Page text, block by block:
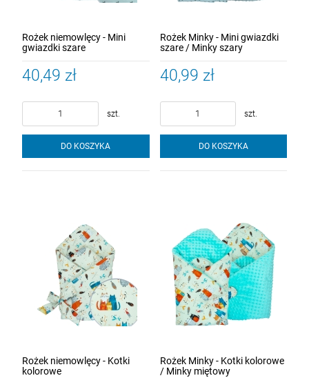
Rożek niemowlęcy - Mini
gwiazdki szare
40,49 zł
szt.
DO KOSZYKA
Rożek Minky - Mini gwiazdki
szare / Minky szary
40,99 zł
szt.
DO KOSZYKA
Rożek niemowlęcy - Kotki
kolorowe
Rożek Minky - Kotki kolorowe
/ Minky miętowy